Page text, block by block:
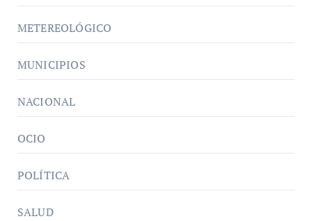
METEREOLÓGICO
MUNICIPIOS
NACIONAL
OCIO
POLÍTICA
SALUD